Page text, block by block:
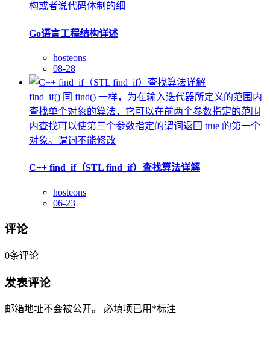
构或者说代码体制的细
Go语言工程结构详述
hosteons
08-28
find_if() 同 find() 一样，为在输入迭代器所定义的范围内
查找单个对象的算法，它可以在前两个参数指定的范围
内查找可以使第三个参数指定的谓词返回 true 的第一个
对象。谓词不能修改
C++ find_if（STL find_if）查找算法详解
hosteons
06-23
评论
0条评论
发表评论
邮箱地址不会被公开。 必填项已用 *标注